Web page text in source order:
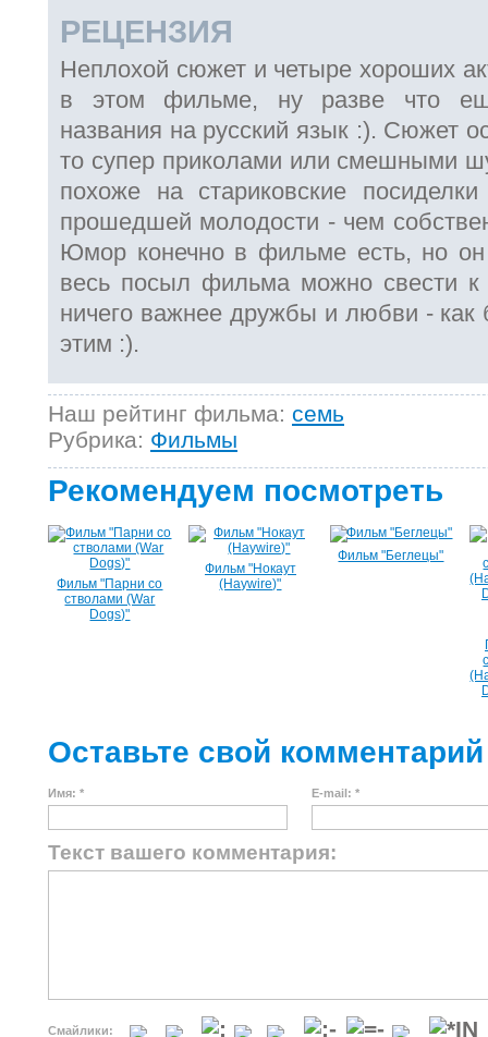
РЕЦЕНЗИЯ
Неплохой сюжет и четыре хороших
в этом фильме, ну разве что
названия на русский язык :). Сюжет
то супер приколами или смешными
похоже на стариковские
прошедшей молодости - чем
Юмор конечно в фильме есть, но
весь посыл фильма можно свести
ничего важнее дружбы и любви - как
этим :).
Наш рейтинг фильма: семь
Рубрика: Фильмы
Рекомендуем посмотреть
Фильм "Парни со
стволами (War
Dogs)"
Фильм "Нокаут
(Haywire)"
Фильм "Беглецы"
Оставьте свой комментарий
Имя: * E-mail: *
Текст вашего комментария:
Смайлики: